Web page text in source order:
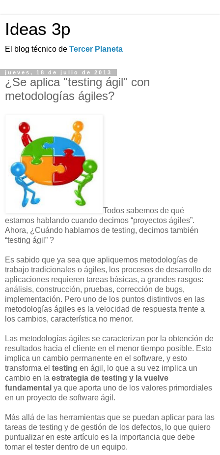
Ideas 3p
El blog técnico de Tercer Planeta
jueves, 18 de julio de 2013
¿Se aplica "testing ágil" con
metodologías ágiles?
Todos sabemos de qué
estamos hablando cuando decimos “proyectos ágiles”.
Ahora, ¿Cuándo hablamos de testing, decimos también
“testing ágil” ?
Es sabido que ya sea que apliquemos metodologías de
trabajo tradicionales o ágiles, los procesos de desarrollo de
aplicaciones requieren tareas básicas, a grandes rasgos:
análisis, construcción, pruebas, corrección de bugs,
implementación. Pero uno de los puntos distintivos en las
metodologías ágiles es la velocidad de respuesta frente a
los cambios, característica no menor.
Las metodologías ágiles se caracterizan por la obtención de
resultados hacia el cliente en el menor tiempo posible. Esto
implica un cambio permanente en el software, y esto
transforma el testing en ágil, lo que a su vez implica un
cambio en la estrategia de testing y la vuelve
fundamental ya que aporta uno de los valores primordiales
en un proyecto de software ágil.
Más allá de las herramientas que se puedan aplicar para las
tareas de testing y de gestión de los defectos, lo que quiero
puntualizar en este artículo es la importancia que debe
tomar el tester dentro de un equipo.